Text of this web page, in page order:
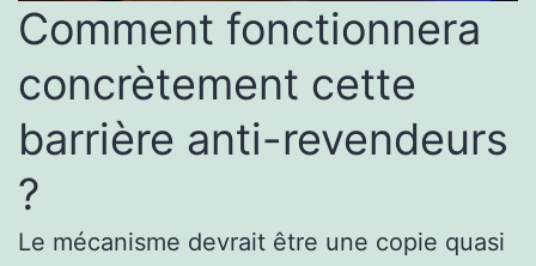
Comment fonctionnera
concrètement cette
barrière anti-revendeurs
?
Le mécanisme devrait être une copie quasi